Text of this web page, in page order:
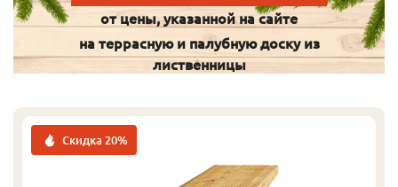
от цены, указанной на сайте
на террасную и палубную доску из
лиственницы
Скидка 20%